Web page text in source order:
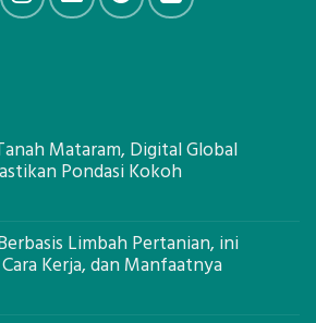
Mataram, Digital Global
Pondasi Kokoh
Limbah Pertanian, ini
Kerja, dan Manfaatnya